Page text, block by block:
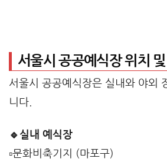
서울시 공공예식장 위치
서울시 공공예식장은 실내와 야외
니다.
🔹실내 예식장
▫️문화비축기지 (마포구)